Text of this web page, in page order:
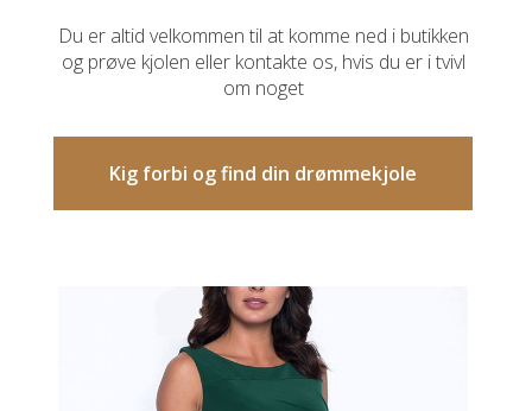
Du er altid velkommen til at komme ned i butikken
og prøve kjolen eller kontakte os, hvis du er i tvivl
om noget
Kig forbi og find din drømmekjole